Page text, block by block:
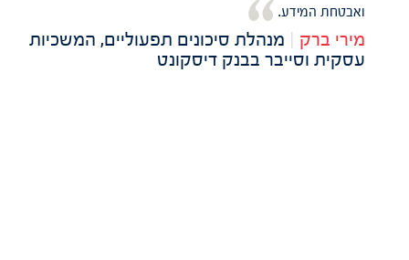
ואבטחת המידע.
מירי ברק
מנהלת סיכונים תפעוליים, המשכיות
עסקית וסייבר בבנק דיסקונט